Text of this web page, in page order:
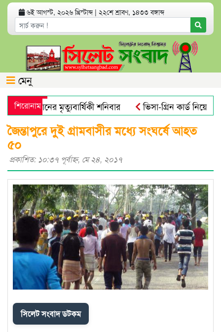
৬ই আগস্ট, ২০২৬ খ্রিস্টাব্দ | ২২শে শ্রাবণ, ১৪৩৩ বঙ্গাব্দ
মেনু
শিরোনাম
আলী খানের মৃত্যুবার্ষিকী শনিবার
ভিসা-গ্রিন কার্ড নিয়ে
নতুন বাংলাদেশের পথচলা শুরু হবে জুলাই
জৈন্তাপুরে দুই গ্রামবাসীর মধ্যে সংঘর্ষে আহত
৫০
প্রকাশিত: ১০:৩৭ পূর্বাহ্ণ, মে ২৪, ২০১৭
সিলেট সংবাদ ডটকম